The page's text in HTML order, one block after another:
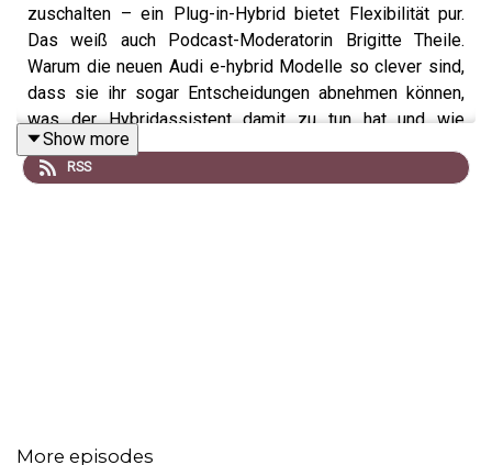
zuschalten – ein Plug-in-Hybrid bietet Flexibilität pur.
Das weiß auch Podcast-Moderatorin Brigitte Theile.
Warum die neuen Audi e-hybrid Modelle so clever sind,
dass sie ihr sogar Entscheidungen abnehmen können,
was der Hybridassistent damit zu tun hat und wie
komfortabel die elektrische Reichweite der neuen
Modelle ist, verrät ihr in dieser Folge Audi Experte
(gewichtet kombiniert): 3,3–2,5 l/100 km;
Show more
RSS
More episodes